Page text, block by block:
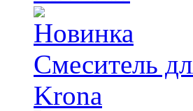
Смеситель
Krona